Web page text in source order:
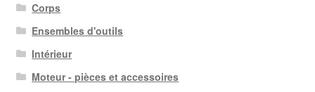
Corps
Ensembles d'outils
Intérieur
Moteur - pièces et accessoires